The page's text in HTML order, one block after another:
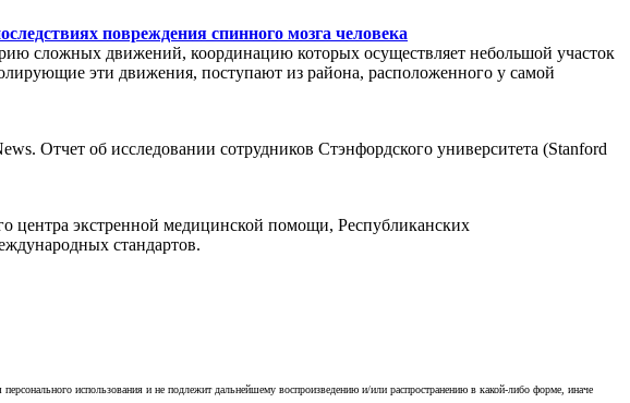
повреждения спинного мозга человека
сложных движений, координацию которых осуществляет небольшой участок
эти движения, поступают из района, расположенного у самой
Отчет об исследовании сотрудников Стэнфордского университета (Stanford
центра экстренной медицинской помощи, Республиканских
стандартов.
использования и не подлежит дальнейшему воспроизведению и/или распространению в какой-либо форме, иначе